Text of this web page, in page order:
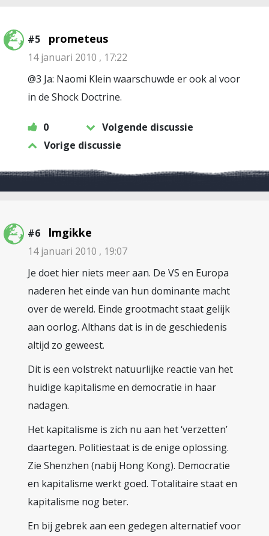
#5 prometeus
14 januari 2010 , 17:22
@3 Ja: Naomi Klein waarschuwde er ook al voor
in de Shock Doctrine.
0
Volgende discussie
Vorige discussie
#6 lmgikke
14 januari 2010 , 19:07
Je doet hier niets meer aan. De VS en Europa
naderen het einde van hun dominante macht
over de wereld. Einde grootmacht staat gelijk
aan oorlog. Althans dat is in de geschiedenis
altijd zo geweest.
Dit is een volstrekt natuurlijke reactie van het
huidige kapitalisme en democratie in haar
nadagen.
Het kapitalisme is zich nu aan het ‘verzetten’
daartegen. Politiestaat is de enige oplossing.
Zie Shenzhen (nabij Hong Kong). Democratie
en kapitalisme werkt goed. Totalitaire staat en
kapitalisme nog beter.
En bij gebrek aan een gedegen alternatief voor